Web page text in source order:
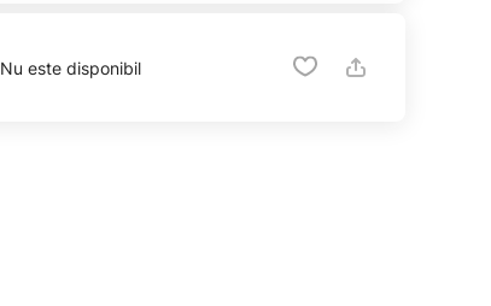
Nu este disponibil